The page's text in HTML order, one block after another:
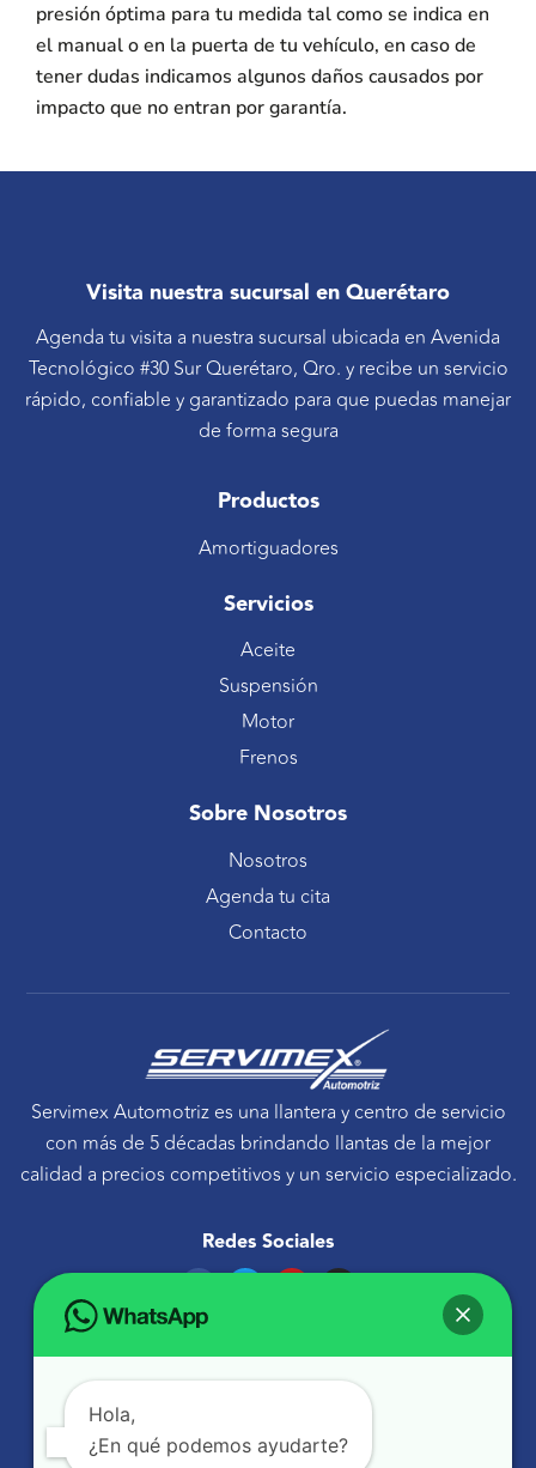
presión óptima para tu medida tal como se indica en
el manual o en la puerta de tu vehículo, en caso de
tener dudas indicamos algunos daños causados por
impacto que no entran por garantía.
Visita nuestra sucursal en Querétaro
Agenda tu visita a nuestra sucursal ubicada en Avenida
Tecnológico #30 Sur Querétaro, Qro. y recibe un servicio
rápido, confiable y garantizado para que puedas manejar
de forma segura
Productos
Amortiguadores
Servicios
Aceite
Suspensión
Motor
Frenos
Sobre Nosotros
Nosotros
Agenda tu cita
Contacto
Servimex Automotriz es una llantera y centro de servicio
con más de 5 décadas brindando llantas de la mejor
calidad a precios competitivos y un servicio especializado.
Redes Sociales
F
c
e
o
o
T
e
r
Y
b
e
I
g
r
Avenida Tecnológico 30 Sur Querétaro, Qro.
atencionaclientes@servimexauto.mx
442 216 1855
Hola,
¿En qué podemos ayudarte?